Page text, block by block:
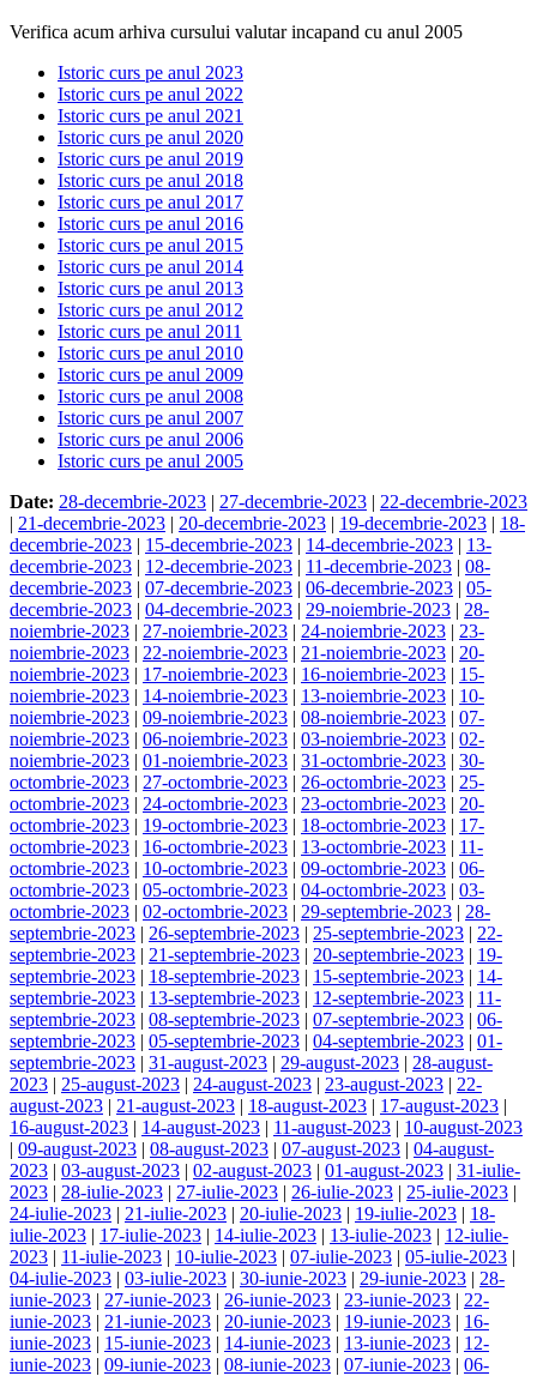
Verifica acum arhiva cursului valutar incapand cu anul 2005
Istoric curs pe anul 2023
Istoric curs pe anul 2022
Istoric curs pe anul 2021
Istoric curs pe anul 2020
Istoric curs pe anul 2019
Istoric curs pe anul 2018
Istoric curs pe anul 2017
Istoric curs pe anul 2016
Istoric curs pe anul 2015
Istoric curs pe anul 2014
Istoric curs pe anul 2013
Istoric curs pe anul 2012
Istoric curs pe anul 2011
Istoric curs pe anul 2010
Istoric curs pe anul 2009
Istoric curs pe anul 2008
Istoric curs pe anul 2007
Istoric curs pe anul 2006
Istoric curs pe anul 2005
Date: 28-decembrie-2023 | 27-decembrie-2023 | 22-decembrie-2023
| 21-decembrie-2023 | 20-decembrie-2023 | 19-decembrie-2023 | 18-
decembrie-2023 | 15-decembrie-2023 | 14-decembrie-2023 | 13-
decembrie-2023 | 12-decembrie-2023 | 11-decembrie-2023 | 08-
decembrie-2023 | 07-decembrie-2023 | 06-decembrie-2023 | 05-
decembrie-2023 | 04-decembrie-2023 | 29-noiembrie-2023 | 28-
noiembrie-2023 | 27-noiembrie-2023 | 24-noiembrie-2023 | 23-
noiembrie-2023 | 22-noiembrie-2023 | 21-noiembrie-2023 | 20-
noiembrie-2023 | 17-noiembrie-2023 | 16-noiembrie-2023 | 15-
noiembrie-2023 | 14-noiembrie-2023 | 13-noiembrie-2023 | 10-
noiembrie-2023 | 09-noiembrie-2023 | 08-noiembrie-2023 | 07-
noiembrie-2023 | 06-noiembrie-2023 | 03-noiembrie-2023 | 02-
noiembrie-2023 | 01-noiembrie-2023 | 31-octombrie-2023 | 30-
octombrie-2023 | 27-octombrie-2023 | 26-octombrie-2023 | 25-
octombrie-2023 | 24-octombrie-2023 | 23-octombrie-2023 | 20-
octombrie-2023 | 19-octombrie-2023 | 18-octombrie-2023 | 17-
octombrie-2023 | 16-octombrie-2023 | 13-octombrie-2023 | 11-
octombrie-2023 | 10-octombrie-2023 | 09-octombrie-2023 | 06-
octombrie-2023 | 05-octombrie-2023 | 04-octombrie-2023 | 03-
octombrie-2023 | 02-octombrie-2023 | 29-septembrie-2023 | 28-
septembrie-2023 | 26-septembrie-2023 | 25-septembrie-2023 | 22-
septembrie-2023 | 21-septembrie-2023 | 20-septembrie-2023 | 19-
septembrie-2023 | 18-septembrie-2023 | 15-septembrie-2023 | 14-
septembrie-2023 | 13-septembrie-2023 | 12-septembrie-2023 | 11-
septembrie-2023 | 08-septembrie-2023 | 07-septembrie-2023 | 06-
septembrie-2023 | 05-septembrie-2023 | 04-septembrie-2023 | 01-
septembrie-2023 | 31-august-2023 | 29-august-2023 | 28-august-
2023 | 25-august-2023 | 24-august-2023 | 23-august-2023 | 22-
august-2023 | 21-august-2023 | 18-august-2023 | 17-august-2023 |
16-august-2023 | 14-august-2023 | 11-august-2023 | 10-august-2023
| 09-august-2023 | 08-august-2023 | 07-august-2023 | 04-august-
2023 | 03-august-2023 | 02-august-2023 | 01-august-2023 | 31-iulie-
2023 | 28-iulie-2023 | 27-iulie-2023 | 26-iulie-2023 | 25-iulie-2023 |
24-iulie-2023 | 21-iulie-2023 | 20-iulie-2023 | 19-iulie-2023 | 18-
iulie-2023 | 17-iulie-2023 | 14-iulie-2023 | 13-iulie-2023 | 12-iulie-
2023 | 11-iulie-2023 | 10-iulie-2023 | 07-iulie-2023 | 05-iulie-2023 |
04-iulie-2023 | 03-iulie-2023 | 30-iunie-2023 | 29-iunie-2023 | 28-
iunie-2023 | 27-iunie-2023 | 26-iunie-2023 | 23-iunie-2023 | 22-
iunie-2023 | 21-iunie-2023 | 20-iunie-2023 | 19-iunie-2023 | 16-
iunie-2023 | 15-iunie-2023 | 14-iunie-2023 | 13-iunie-2023 | 12-
iunie-2023 | 09-iunie-2023 | 08-iunie-2023 | 07-iunie-2023 | 06-